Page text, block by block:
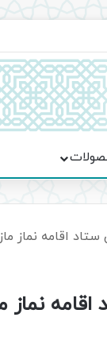
و تمدن‌سازی امت
اقامه نماز
نماز